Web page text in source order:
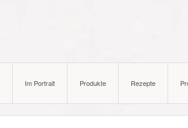
Im Portrait Produkte Rezepte